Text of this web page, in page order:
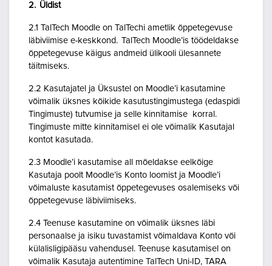
2. Üldist
2.1 TalTech Moodle on TalTechi ametlik õppetegevuse
läbiviimise e-keskkond. TalTech Moodle’is töödeldakse
õppetegevuse käigus andmeid ülikooli ülesannete
täitmiseks.
2.2 Kasutajatel ja Üksustel on Moodle’i kasutamine
võimalik üksnes kõikide kasutustingimustega (edaspidi
Tingimuste) tutvumise ja selle kinnitamise korral.
Tingimuste mitte kinnitamisel ei ole võimalik Kasutajal
kontot kasutada.
2.3 Moodle’i kasutamise all mõeldakse eelkõige
Kasutaja poolt Moodle’is Konto loomist ja Moodle’i
võimaluste kasutamist õppetegevuses osalemiseks või
õppetegevuse läbiviimiseks.
2.4 Teenuse kasutamine on võimalik üksnes läbi
personaalse ja isiku tuvastamist võimaldava Konto või
külalisligipääsu vahendusel. Teenuse kasutamisel on
võimalik Kasutaja autentimine TalTech Uni-ID, TARA